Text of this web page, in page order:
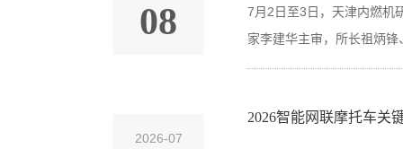
08
7月2日至3日，天津内燃机
家李建华主审，所长祖炳
2026-07
2026智能网联摩托车关